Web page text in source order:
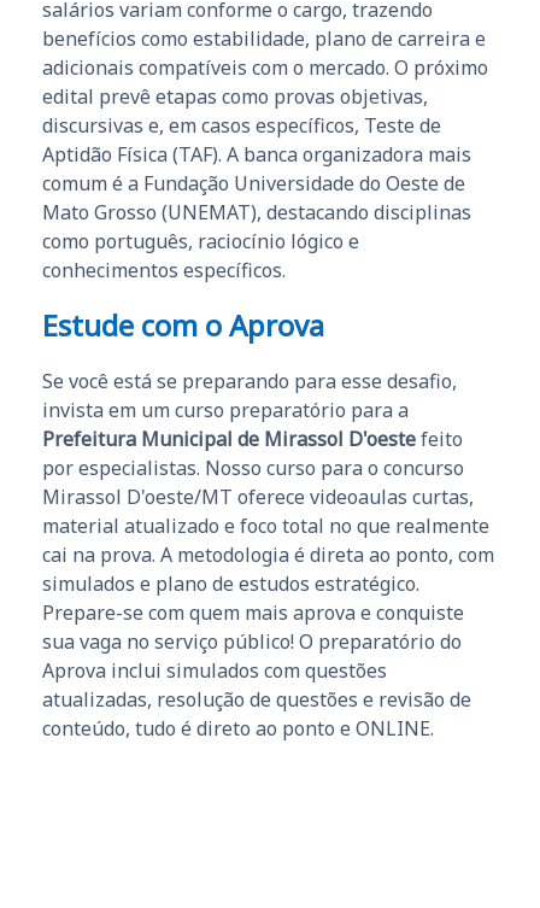
salários variam conforme o cargo, trazendo
benefícios como estabilidade, plano de carreira e
adicionais compatíveis com o mercado. O próximo
edital prevê etapas como provas objetivas,
discursivas e, em casos específicos, Teste de
Aptidão Física (TAF). A banca organizadora mais
comum é a Fundação Universidade do Oeste de
Mato Grosso (UNEMAT), destacando disciplinas
como português, raciocínio lógico e
conhecimentos específicos.
Estude com o Aprova
Se você está se preparando para esse desafio,
invista em um curso preparatório para a
Prefeitura Municipal de Mirassol D'oestefeito
por especialistas. Nosso curso para o concurso
Mirassol D'oeste/MT oferece videoaulas curtas,
material atualizado e foco total no que realmente
cai na prova. A metodologia é direta ao ponto, com
simulados e plano de estudos estratégico.
Prepare-se com quem mais aprova e conquiste
sua vaga no serviço público! O preparatório do
Aprova inclui simulados com questões
atualizadas, resolução de questões e revisão de
conteúdo, tudo é direto ao ponto e ONLINE.